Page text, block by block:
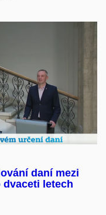
daní mezi
dvaceti letech